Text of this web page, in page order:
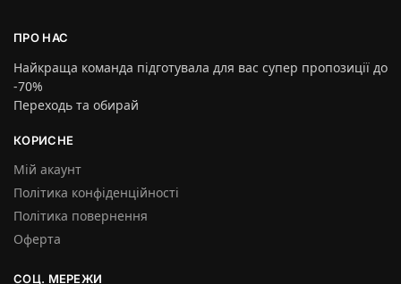
ПРО НАС
Найкраща команда підготувала для вас супер пропозиції до
-70%
Переходь та обирай
КОРИСНЕ
Мій акаунт
Політика конфіденційності
Політика повернення
Оферта
СОЦ. МЕРЕЖИ